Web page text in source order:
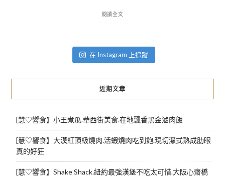
閱讀全文
在 Instagram 上追蹤
近期文章
[慧♡響食】小王煮瓜.華西街美食.在地飄香黑金滷肉飯
[慧♡響食】大漠紅頂級燒肉.活蝦燒肉吃到飽.現切濕式熟成肋眼
真的好狂
[慧♡響食】Shake Shack.紐約最強漢堡不吃太可惜.大阪心齋橋